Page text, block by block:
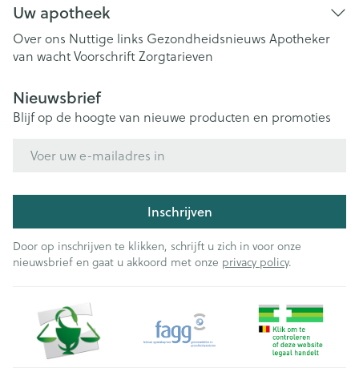
Uw apotheek
Over ons Nuttige links Gezondheidsnieuws Apotheker
van wachtVoorschriftZorgtarieven
Nieuwsbrief
Blijf op de hoogte van nieuwe producten en promoties
Inschrijven
Door op inschrijven te klikken, schrijft u zich in voor onze
nieuwsbrief en gaat u akkoord met onze privacy policy.